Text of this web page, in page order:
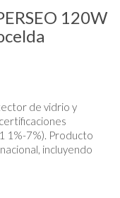
120W
de vidrio y
1%-7%). Producto
incluyendo